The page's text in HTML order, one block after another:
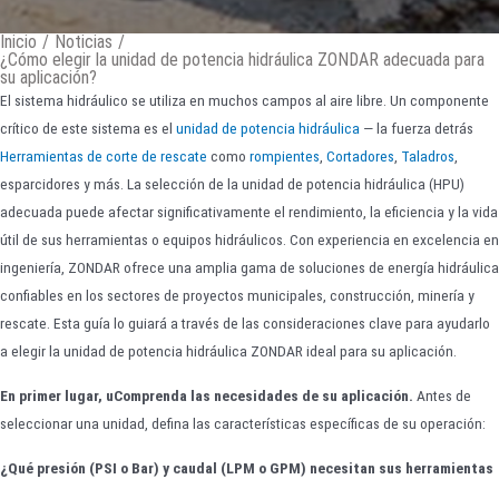
Inicio / Noticias /
¿Cómo elegir la unidad de potencia hidráulica ZONDAR adecuada para
su aplicación?
El sistema hidráulico se utiliza en muchos campos al aire libre. Un componente
crítico de este sistema es el unidad de potencia hidráulica — la fuerza detrás
Herramientas de corte de rescate como rompientes, Cortadores, Taladros,
esparcidores y más. La selección de la unidad de potencia hidráulica (HPU)
adecuada puede afectar significativamente el rendimiento, la eficiencia y la vida
útil de sus herramientas o equipos hidráulicos. Con experiencia en excelencia en
ingeniería, ZONDAR ofrece una amplia gama de soluciones de energía hidráulica
confiables en los sectores de proyectos municipales, construcción, minería y
rescate. Esta guía lo guiará a través de las consideraciones clave para ayudarlo
a elegir la unidad de potencia hidráulica ZONDAR ideal para su aplicación.
En primer lugar, uComprenda las necesidades de su aplicación. Antes de
seleccionar una unidad, defina las características específicas de su operación:
¿Qué presión (PSI o Bar) y caudal (LPM o GPM) necesitan sus herramientas